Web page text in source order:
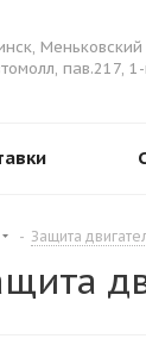
Меньковский
пав.217,
- Защита